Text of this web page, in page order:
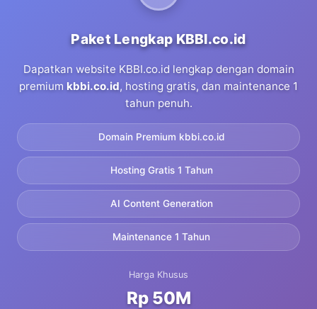
Paket Lengkap KBBI.co.id
Dapatkan website KBBI.co.id lengkap dengan domain
premium kbbi.co.id, hosting gratis, dan maintenance 1
tahun penuh.
Domain Premium kbbi.co.id
Hosting Gratis 1 Tahun
AI Content Generation
Maintenance 1 Tahun
Harga Khusus
Rp 50M